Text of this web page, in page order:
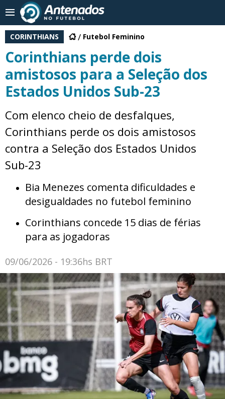
CORINTHIANS Futebol Feminino
Corinthians perde dois
amistosos para a Seleção dos
Estados Unidos Sub-23
Com elenco cheio de desfalques,
Corinthians perde os dois amistosos
contra a Seleção dos Estados Unidos
Sub-23
Bia Menezes comenta dificuldades e
desigualdades no futebol feminino
Corinthians concede 15 dias de férias
para as jogadoras
09/06/2026 - 19:36hs BRT